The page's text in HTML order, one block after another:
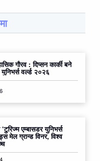
गौरव : दिप्सन कार्की बने
वर्ल्ड २०२६
एम्बासडर युनिभर्स
मेल ग्रान्ड विनर, विश्व